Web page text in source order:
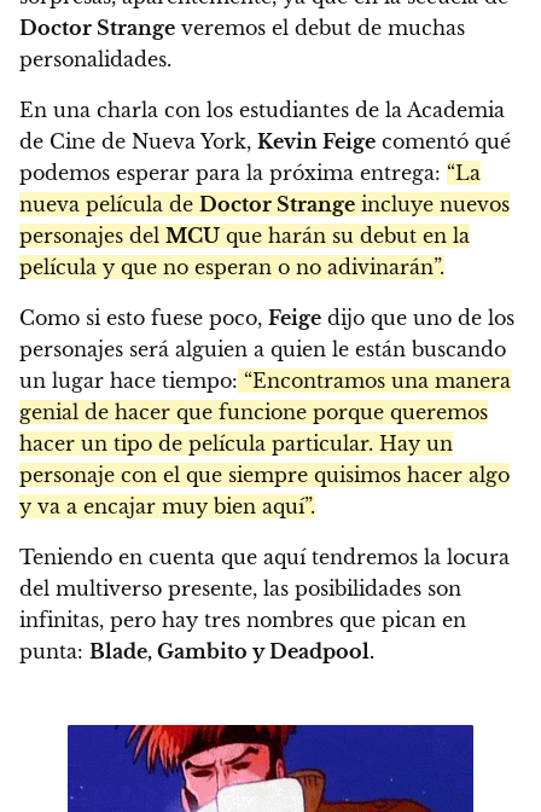
Doctor Strange veremos el debut de muchas
personalidades.
En una charla con los estudiantes de la Academia
de Cine de Nueva York, Kevin Feige comentó qué
podemos esperar para la próxima entrega: “La
nueva película de Doctor Strange incluye nuevos
personajes del MCU que harán su debut en la
película y que no esperan o no adivinarán”.
Como si esto fuese poco, Feige dijo que uno de los
personajes será alguien a quien le están buscando
un lugar hace tiempo: “Encontramos una manera
genial de hacer que funcione porque queremos
hacer un tipo de película particular. Hay un
personaje con el que siempre quisimos hacer algo
y va a encajar muy bien aquí”.
Teniendo en cuenta que aquí tendremos la locura
del multiverso presente, las posibilidades son
infinitas, pero hay tres nombres que pican en
punta: Blade, Gambito y Deadpool.